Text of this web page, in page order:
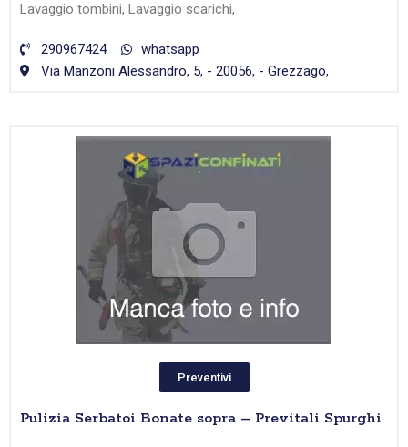
Lavaggio tombini, Lavaggio scarichi,
290967424
whatsapp
Via Manzoni Alessandro, 5, - 20056, - Grezzago,
Preventivi
Pulizia Serbatoi Bonate sopra – Previtali Spurghi